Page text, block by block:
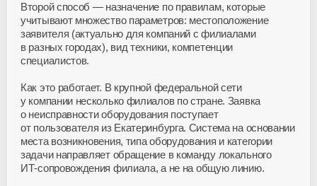
Второй способ — назначение по правилам, которые
учитывают множество параметров: местоположение
заявителя (актуально для компаний с филиалами
в разных городах), вид техники, компетенции
специалистов.
Как это работает. В крупной федеральной сети
у компании несколько филиалов по стране. Заявка
о неисправности оборудования поступает
от пользователя из Екатеринбурга. Система на основании
места возникновения, типа оборудования и категории
задачи направляет обращение в команду локального
ИТ-сопровождения филиала, а не на общую линию.